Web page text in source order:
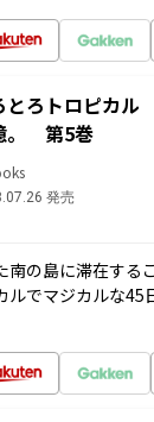
とろトロピカ
。 第5巻
発売
南の島に滞在する
ルでマジカルな45